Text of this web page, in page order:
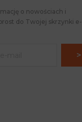
o nowościach i
do Twojej skrzynki e-